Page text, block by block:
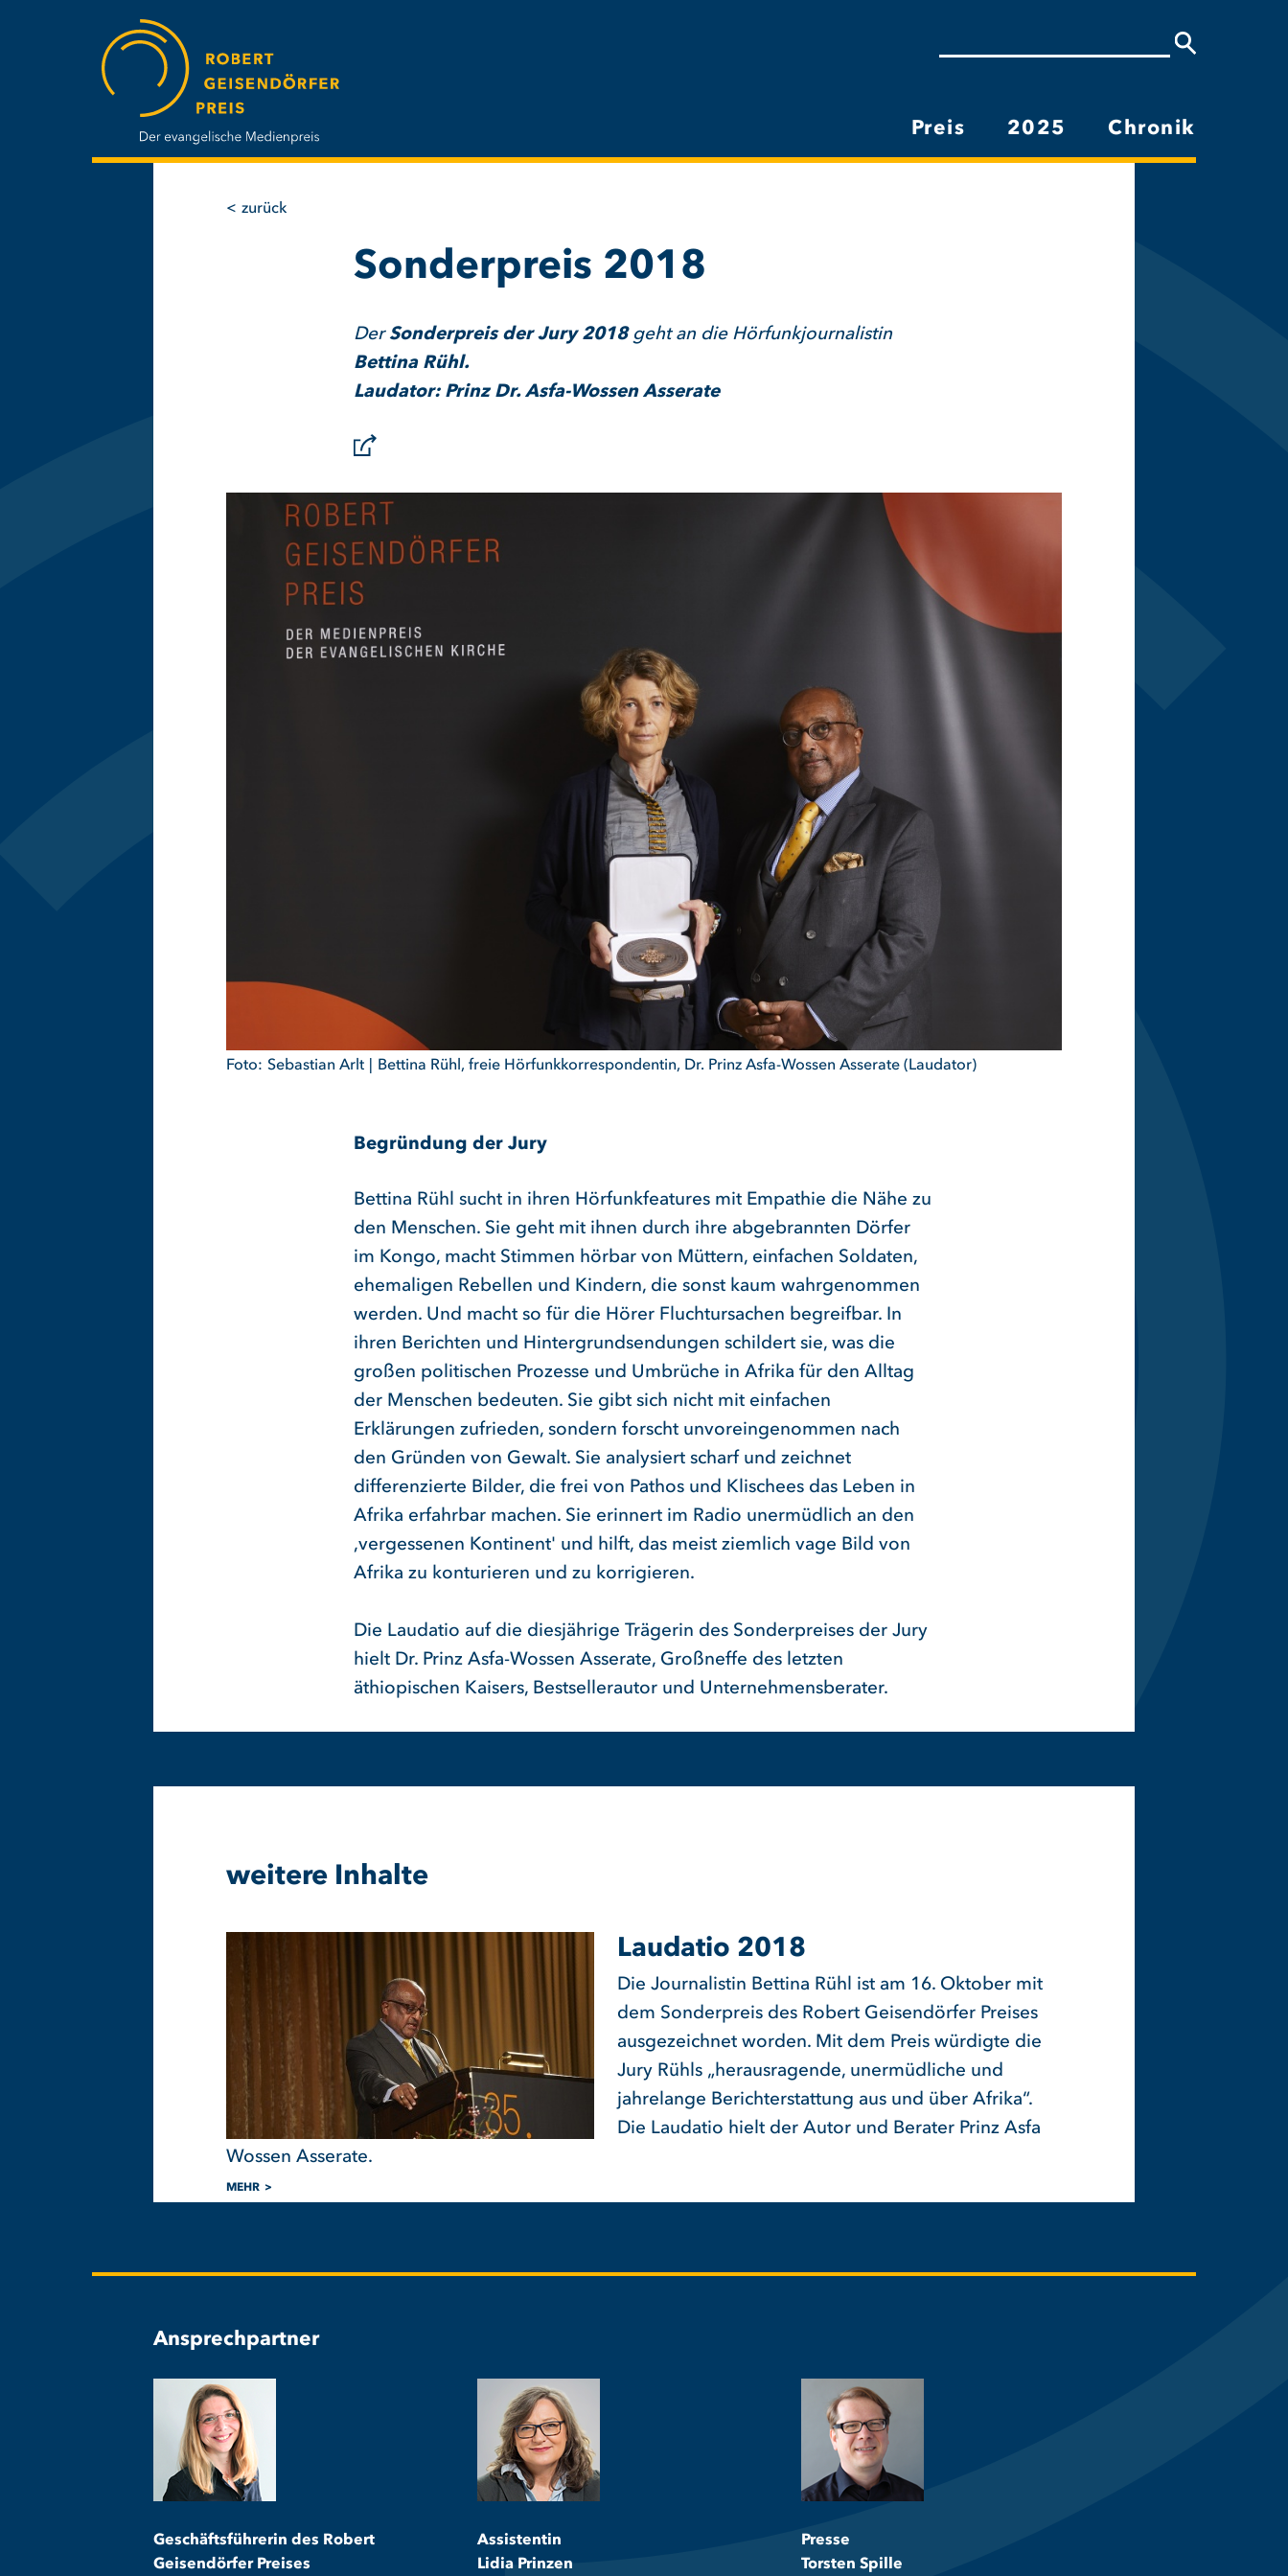
Hauptnavigation
Preis 2025 Chronik
zurück
Sonderpreis 2018
Der Sonderpreis der Jury 2018geht an die Hörfunkjournalistin
Bettina Rühl.
Laudator: Prinz Dr. Asfa-Wossen Asserate
Sebastian Arlt Bettina Rühl, freie Hörfunkkorrespondentin, Dr. Prinz Asfa-Wossen Asserate (Laudator)
Begründung der Jury
Bettina Rühl sucht in ihren Hörfunkfeatures mit Empathie die Nähe zu
den Menschen. Sie geht mit ihnen durch ihre abgebrannten Dörfer
im Kongo, macht Stimmen hörbar von Müttern, einfachen Soldaten,
ehemaligen Rebellen und Kindern, die sonst kaum wahrgenommen
werden. Und macht so für die Hörer Fluchtursachen begreifbar. In
ihren Berichten und Hintergrundsendungen schildert sie, was die
großen politischen Prozesse und Umbrüche in Afrika für den Alltag
der Menschen bedeuten. Sie gibt sich nicht mit einfachen
Erklärungen zufrieden, sondern forscht unvoreingenommen nach
den Gründen von Gewalt. Sie analysiert scharf und zeichnet
differenzierte Bilder, die frei von Pathos und Klischees das Leben in
Afrika erfahrbar machen. Sie erinnert im Radio unermüdlich an den
,vergessenen Kontinent' und hilft, das meist ziemlich vage Bild von
Afrika zu konturieren und zu korrigieren.
Die Laudatio auf die diesjährige Trägerin des Sonderpreises der Jury
hielt Dr. Prinz Asfa-Wossen Asserate, Großneffe des letzten
äthiopischen Kaisers, Bestsellerautor und Unternehmensberater.
weitere Inhalte
Laudatio 2018
Die Journalistin Bettina Rühl ist am 16. Oktober mit
dem Sonderpreis des Robert Geisendörfer Preises
ausgezeichnet worden. Mit dem Preis würdigte die
Jury Rühls „herausragende, unermüdliche und
jahrelange Berichterstattung aus und über Afrika“.
Die Laudatio hielt der Autor und Berater Prinz Asfa
Wossen Asserate.
MEHR
Ansprechpartner
Geschäftsführerin des Robert
Geisendörfer Preises
Assistentin
Lidia Prinzen
Presse
Torsten Spille